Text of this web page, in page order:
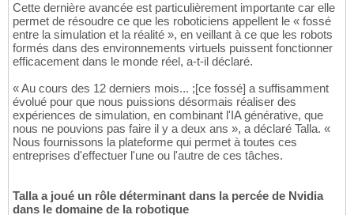
Cette dernière avancée est particulièrement importante car elle
permet de résoudre ce que les roboticiens appellent le « fossé
entre la simulation et la réalité », en veillant à ce que les robots
formés dans des environnements virtuels puissent fonctionner
efficacement dans le monde réel, a-t-il déclaré.
« Au cours des 12 derniers mois... ;[ce fossé] a suffisamment
évolué pour que nous puissions désormais réaliser des
expériences de simulation, en combinant l'IA générative, que
nous ne pouvions pas faire il y a deux ans », a déclaré Talla. «
Nous fournissons la plateforme qui permet à toutes ces
entreprises d'effectuer l'une ou l'autre de ces tâches.
Talla a joué un rôle déterminant dans la percée de Nvidia
dans le domaine de la robotique